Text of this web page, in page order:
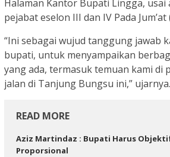
Halaman Kantor Bupati Lingga, usai
pejabat eselon III dan IV Pada
“Ini sebagai wujud tanggung jawab
bupati, untuk menyampaikan
yang ada, termasuk temuan kami di
jalan di Tanjung Bungsu ini,” ujarnya.
READ MORE
Aziz Martindaz : Bupati Harus
Proporsional